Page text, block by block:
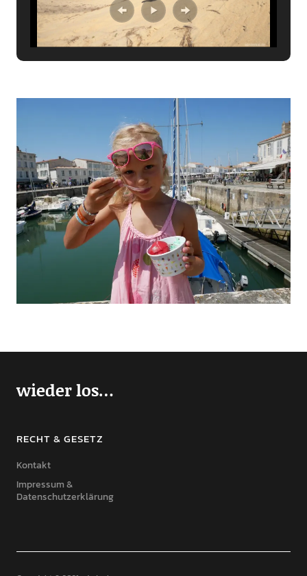
wieder los…
RECHT & GESETZ
Kontakt
Impressum &
Datenschutzerklärung